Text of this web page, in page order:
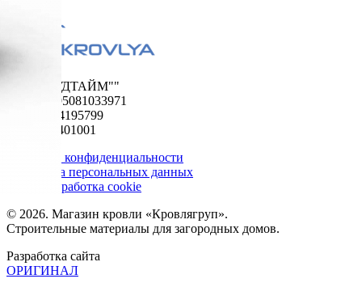
ООО "ФУДТАЙМ""
ОГРН 1195081033971
ИНН 5024195799
КПП 502401001
Политика конфиденциальности
Обработка персональных данных
Сбор и обработка cookie
© 2026. Магазин кровли «Кровлягруп».
Строительные материалы для загородных домов.
Разработка сайта
ОРИГИНАЛ